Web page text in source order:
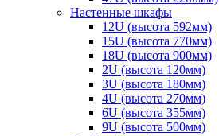
Настенные шкафы
12U (высота 592мм)
15U (высота 770мм)
18U (высота 900мм)
2U (высота 120мм)
3U (высота 180мм)
4U (высота 270мм)
6U (высота 355мм)
9U (высота 500мм)